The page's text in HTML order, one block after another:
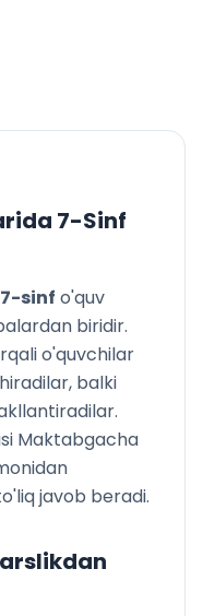
fizik va
Ishlatilishi
va kimyoviy
tirik
saqlash choralari.
7-Sinf
7-sinf o'quv
biridir.
o'quvchilar
balki
Maktabgacha
javob beradi.